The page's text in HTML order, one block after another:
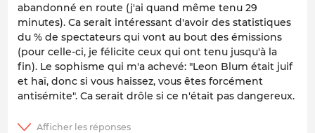
abandonné en route (j'ai quand même tenu 29
minutes). Ca serait intéressant d'avoir des statistiques
du % de spectateurs qui vont au bout des émissions
(pour celle-ci, je félicite ceux qui ont tenu jusqu'à la
fin). Le sophisme qui m'a achevé: "Leon Blum était juif
et haï, donc si vous haissez, vous êtes forcément
antisémite". Ca serait drôle si ce n'était pas dangereux.